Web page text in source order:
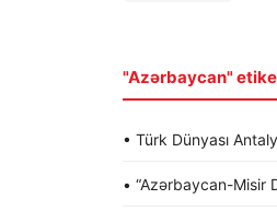
"Azərbaycan"
• Türk Dünyası
• “Azərbaycan-Misir